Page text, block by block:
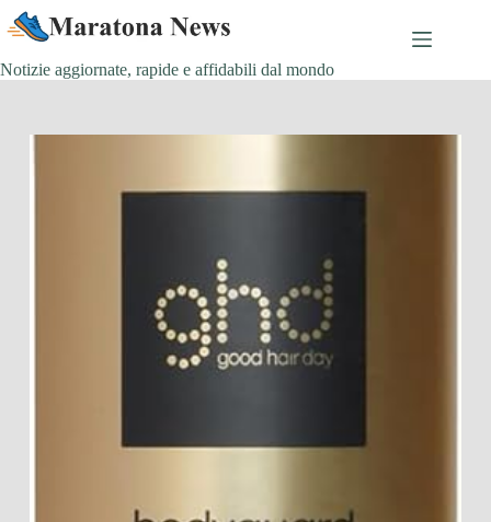
Salta
al
contenuto
Notizie aggiornate, rapide e affidabili dal mondo